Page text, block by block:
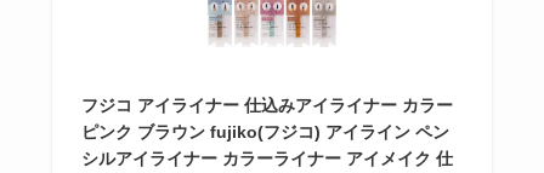
フジコ アイライナー 仕込みアイライナー カラー
ピンク ブラウン fujiko(フジコ) アイライン ペン
シルアイライナー カラーライナー アイメイク 仕